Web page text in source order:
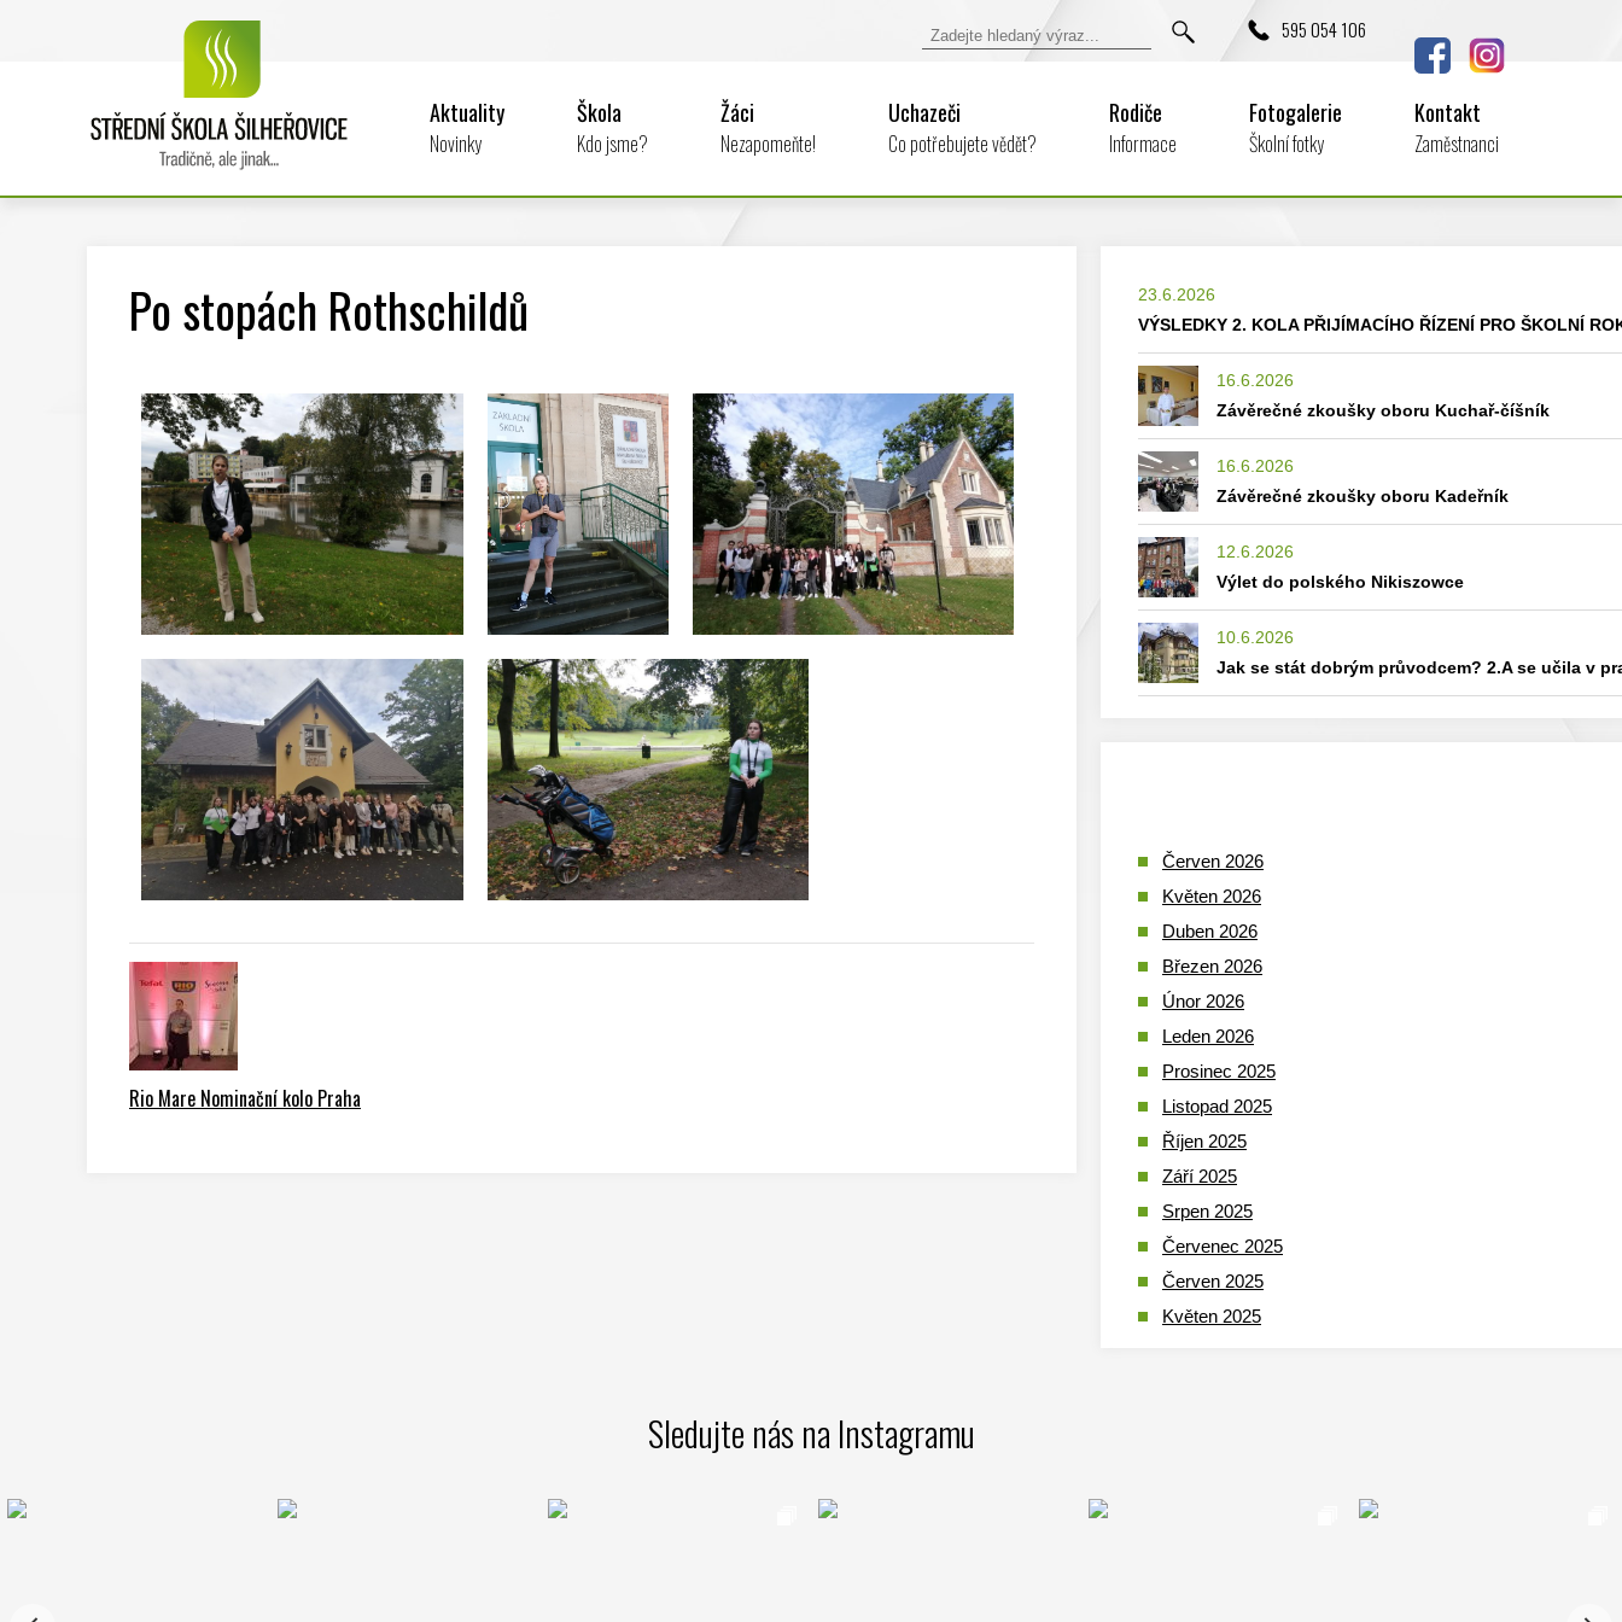
595 054 106
Aktuality
Novinky
Škola
Kdo jsme?
Žáci
Nezapomeňte!
Uchazeči
Co potřebujete vědět?
Rodiče
Informace
Fotogalerie
Školní fotky
Kontakt
Zaměstnanci
Po stopách Rothschildů
Rio Mare Nominační kolo Praha
23.6.2026
VÝSLEDKY 2. KOLA PŘIJÍMACÍHO ŘÍZENÍ PRO ŠKOLNÍ
16.6.2026
Závěrečné zkoušky oboru Kuchař-číšník
16.6.2026
Závěrečné zkoušky oboru Kadeřník
12.6.2026
Výlet do polského Nikiszowce
10.6.2026
Jak se stát dobrým průvodcem? 2.A se učila v
Červen 2026
Květen 2026
Duben 2026
Březen 2026
Únor 2026
Leden 2026
Prosinec 2025
Listopad 2025
Říjen 2025
Září 2025
Srpen 2025
Červenec 2025
Červen 2025
Květen 2025
Sledujte nás na Instagramu